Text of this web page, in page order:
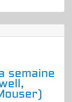
semaine